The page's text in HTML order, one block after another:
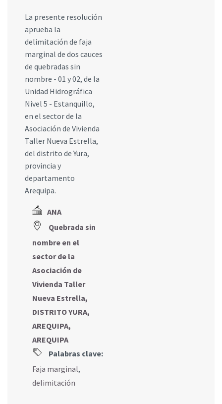
La presente resolución
aprueba la
delimitación de faja
marginal de dos cauces
de quebradas sin
nombre - 01 y 02, de la
Unidad Hidrográfica
Nivel 5 - Estanquillo,
en el sector de la
Asociación de Vivienda
Taller Nueva Estrella,
del distrito de Yura,
provincia y
departamento
Arequipa.
ANA
Quebrada sin
nombre en el
sector de la
Asociación de
Vivienda Taller
Nueva Estrella,
DISTRITO YURA,
AREQUIPA,
AREQUIPA
Palabras clave:
Faja marginal,
delimitación